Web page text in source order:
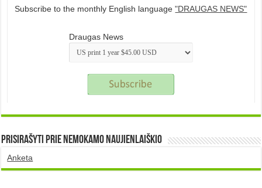
Subscribe to the monthly English language"DRAUGAS NEWS"
Draugas News
Prisirašyti prie nemokamo naujienlaiškio
Anketa